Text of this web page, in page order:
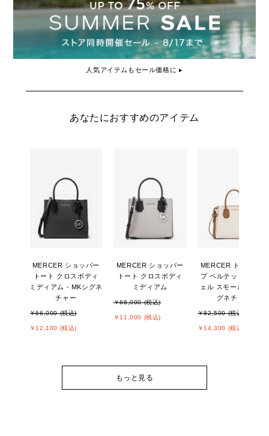
人気アイテムもセール価格に ▸
あなたにおすすめのアイテム
MERCER ショッパー
トート クロスボディ
ミディアム - MKシグネ
チャー
￥66,000 (税込)
￥12,100 (税込)
MERCER ショッパー
トート クロスボディ
ミディアム
￥66,000 (税込)
￥11,000 (税込)
MERCER トップジッ
プ ベルテッド サッチ
ェル スモール - MKシ
グネチャー
￥82,500 (税込)
￥14,300 (税込)
もっと見る